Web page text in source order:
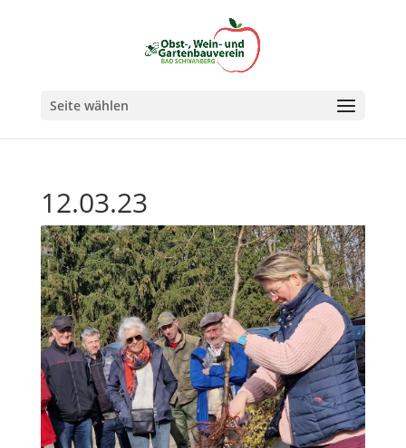
Seite wählen
12.03.23